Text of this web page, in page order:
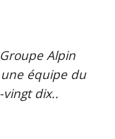
Alpin
équipe du
vingt dix..